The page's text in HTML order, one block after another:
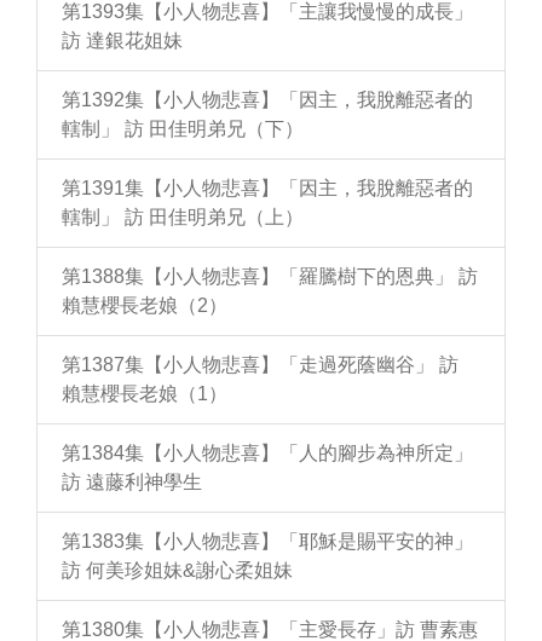
第1393集【小人物悲喜】「主讓我慢慢的成長」
訪 達銀花姐妹
第1392集【小人物悲喜】「因主，我脫離惡者的
轄制」 訪 田佳明弟兄（下）
第1391集【小人物悲喜】「因主，我脫離惡者的
轄制」 訪 田佳明弟兄（上）
第1388集【小人物悲喜】「羅騰樹下的恩典」 訪
賴慧櫻長老娘（2）
第1387集【小人物悲喜】「走過死蔭幽谷」 訪
賴慧櫻長老娘（1）
第1384集【小人物悲喜】「人的腳步為神所定」
訪 遠藤利神學生
第1383集【小人物悲喜】「耶穌是賜平安的神」
訪 何美珍姐妹&謝心柔姐妹
第1380集【小人物悲喜】「主愛長存」訪 曹素惠